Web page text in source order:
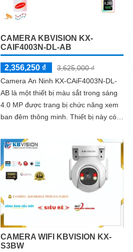
CAMERA KBVISION KX-
CAIF4003N-DL-AB
2,356,250 ₫
3,625,000 ₫
Camera An Ninh KX-CAiF4003N-DL-
AB là một thiết bị màu sắt trong sáng
4.0 MP được trang bị chức năng xem
ban đêm thông minh. Thiết bị này có
ban...
CAMERA WIFI KBVISION KX-
S3BW